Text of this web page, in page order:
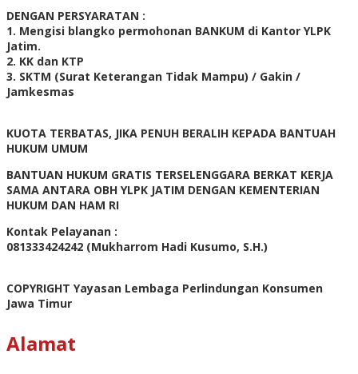
DENGAN PERSYARATAN :
1. Mengisi blangko permohonan BANKUM di Kantor YLPK
Jatim.
2. KK dan KTP
3. SKTM (Surat Keterangan Tidak Mampu) / Gakin /
Jamkesmas
KUOTA TERBATAS, JIKA PENUH BERALIH KEPADA BANTUAH
HUKUM UMUM
BANTUAN HUKUM GRATIS TERSELENGGARA BERKAT KERJA
SAMA ANTARA OBH YLPK JATIM DENGAN KEMENTERIAN
HUKUM DAN HAM RI
Kontak Pelayanan :
081333424242 (Mukharrom Hadi Kusumo, S.H.)
COPYRIGHT Yayasan Lembaga Perlindungan Konsumen
Jawa Timur
Alamat